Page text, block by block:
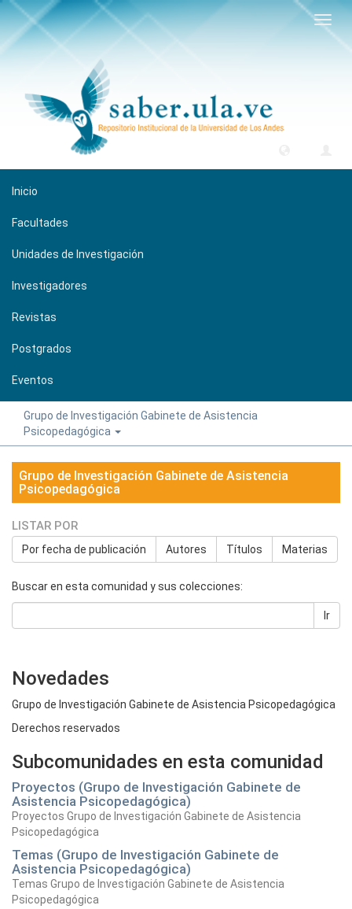
Inicio
Facultades
Unidades de Investigación
Investigadores
Revistas
Postgrados
Eventos
Grupo de Investigación Gabinete de Asistencia
Psicopedagógica
Grupo de Investigación Gabinete de Asistencia
Psicopedagógica
LISTAR POR
Por fecha de publicación Autores Títulos Materias
Buscar en esta comunidad y sus colecciones:
Ir
Novedades
Grupo de Investigación Gabinete de Asistencia Psicopedagógica
Derechos reservados
Subcomunidades en esta comunidad
Proyectos (Grupo de Investigación Gabinete de
Asistencia Psicopedagógica)
Proyectos Grupo de Investigación Gabinete de Asistencia
Psicopedagógica
Temas (Grupo de Investigación Gabinete de
Asistencia Psicopedagógica)
Temas Grupo de Investigación Gabinete de Asistencia
Psicopedagógica